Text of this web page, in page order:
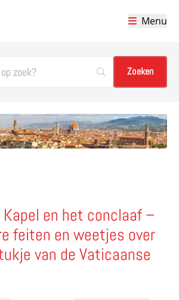
Menu
en het conclaaf –
feiten en weetjes over
van de Vaticaanse